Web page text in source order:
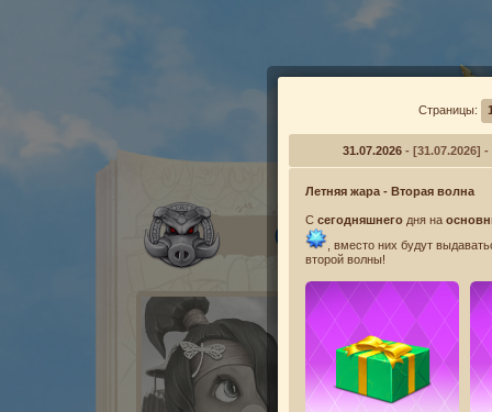
СВИНТУСЫ
Страницы:
31.07.2026-
Летняя жара - Вторая волна
С сегодняшнего дня на
, вместо них будут
второй волны!